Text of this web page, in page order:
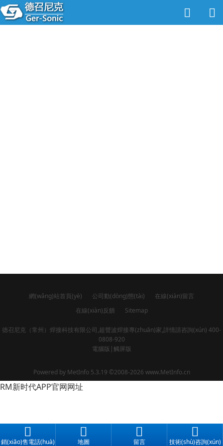
網(wǎng)站首頁(yè) 公司動(dòng)態(tài)
在線(xiàn)留言
在線(xiàn)反饋
Sitemap
德召尼克（常州）焊接科技有限公司,超聲波焊接專(zhuān)家,詳情請咨詢(xún) 400-
0808-920
電腦版 |觸屏版
Powered by MetInfo 5.3.19 ©2008-2026 www.MetInfo.cn
銷(xiāo)售電話(huà) 地圖 留言 技術(shù)咨詢(xún)
RM新时代APP官网网址